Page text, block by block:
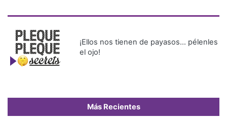
¡Ellos nos tienen de payasos… pélenles
el ojo!
Más Recientes